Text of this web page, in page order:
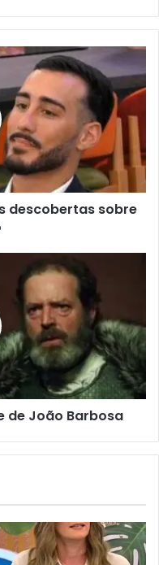
descobertas sobre
de João Barbosa